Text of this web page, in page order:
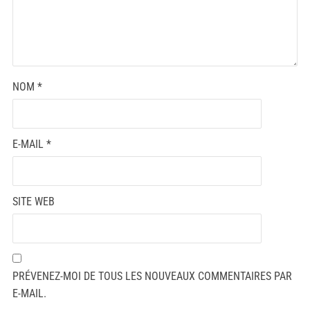
NOM *
E-MAIL *
SITE WEB
PRÉVENEZ-MOI DE TOUS LES NOUVEAUX COMMENTAIRES PAR
E-MAIL.